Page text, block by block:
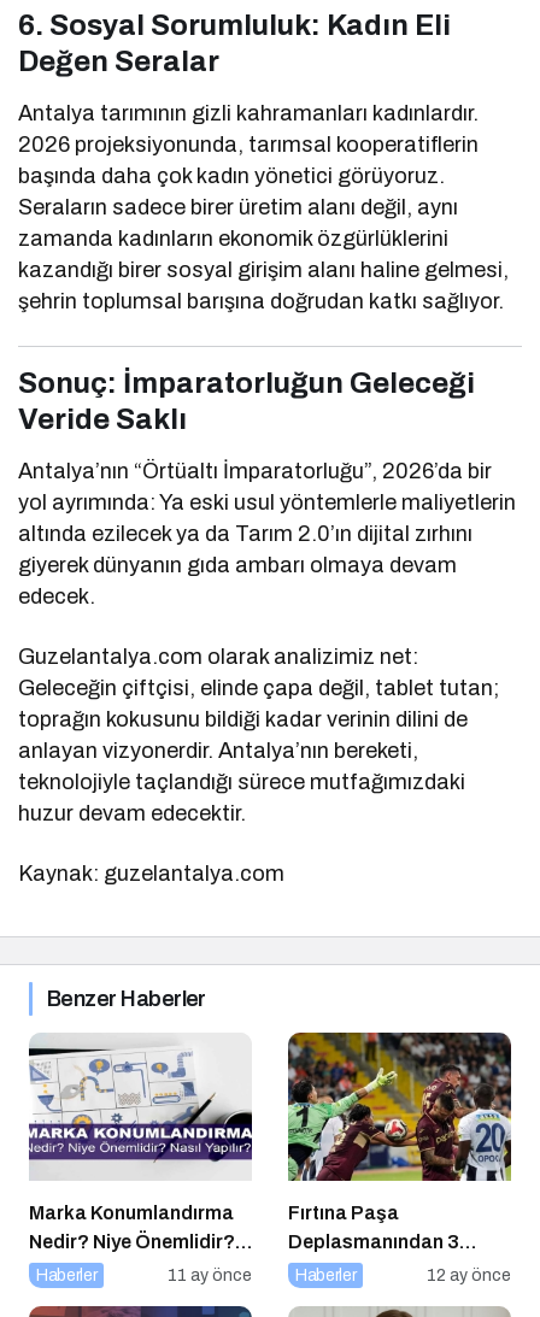
6. Sosyal Sorumluluk: Kadın Eli
Değen Seralar
Antalya tarımının gizli kahramanları kadınlardır.
2026 projeksiyonunda, tarımsal kooperatiflerin
başında daha çok kadın yönetici görüyoruz.
Seraların sadece birer üretim alanı değil, aynı
zamanda kadınların ekonomik özgürlüklerini
kazandığı birer sosyal girişim alanı haline gelmesi,
şehrin toplumsal barışına doğrudan katkı sağlıyor.
Sonuç: İmparatorluğun Geleceği
Veride Saklı
Antalya’nın “Örtüaltı İmparatorluğu”, 2026’da bir
yol ayrımında: Ya eski usul yöntemlerle maliyetlerin
altında ezilecek ya da Tarım 2.0’ın dijital zırhını
giyerek dünyanın gıda ambarı olmaya devam
edecek.
Guzelantalya.com olarak analizimiz net:
Geleceğin çiftçisi, elinde çapa değil, tablet tutan;
toprağın kokusunu bildiği kadar verinin dilini de
anlayan vizyonerdir. Antalya’nın bereketi,
teknolojiyle taçlandığı sürece mutfağımızdaki
huzur devam edecektir.
Kaynak: guzelantalya.com
Benzer Haberler
Marka Konumlandırma
Nedir? Niye Önemlidir?
Nasıl Yapılır?
Haberler 11 ay önce
Fırtına Paşa
Deplasmanından 3
Puanla Ayrıldı
Haberler 12 ay önce